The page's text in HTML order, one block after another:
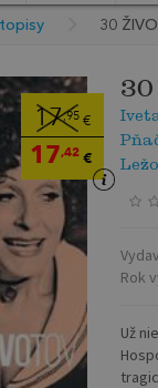
30
17,95 €
17,42 €
Rok
Už